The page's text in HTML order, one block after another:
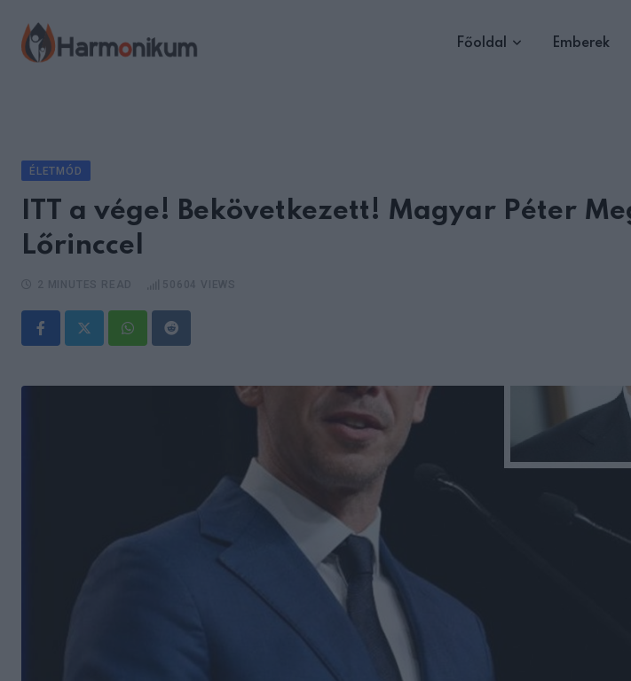
content
Főoldal Emberek
ÉLETMÓD
ITT a vége! Bekövetkezett! Magyar Péter
Lőrinccel
WhatsappReddit